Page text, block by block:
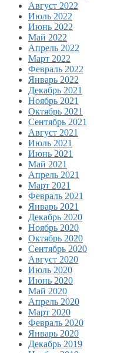
Август 2022
Июль 2022
Июнь 2022
Май 2022
Апрель 2022
Март 2022
Февраль 2022
Январь 2022
Декабрь 2021
Ноябрь 2021
Октябрь 2021
Сентябрь 2021
Август 2021
Июль 2021
Июнь 2021
Май 2021
Апрель 2021
Март 2021
Февраль 2021
Январь 2021
Декабрь 2020
Ноябрь 2020
Октябрь 2020
Сентябрь 2020
Август 2020
Июль 2020
Июнь 2020
Май 2020
Апрель 2020
Март 2020
Февраль 2020
Январь 2020
Декабрь 2019